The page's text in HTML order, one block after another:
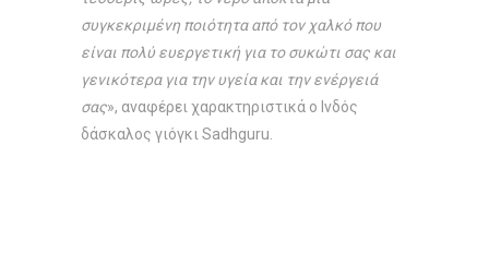
συγκεκριμένη ποιότητα από τον χαλκό που
είναι πολύ ευεργετική για το συκώτι σας και
γενικότερα για την υγεία και την ενέργειά
σας», αναφέρει χαρακτηριστικά ο Ινδός
δάσκαλος γιόγκι Sadhguru.